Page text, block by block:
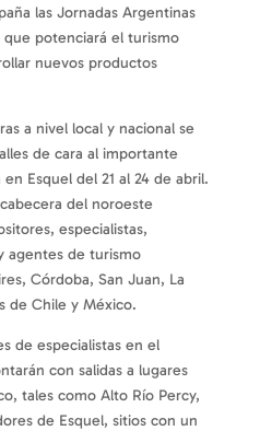
las Jornadas Argentinas
potenciará el turismo
nuevos productos
a nivel local y nacional se
de cara al importante
Esquel del 21 al 24 de abril.
del noroeste
especialistas,
agentes de turismo
Córdoba, San Juan, La
de Chile y México.
de especialistas en el
con salidas a lugares
tales como Alto Río Percy,
de Esquel, sitios con un